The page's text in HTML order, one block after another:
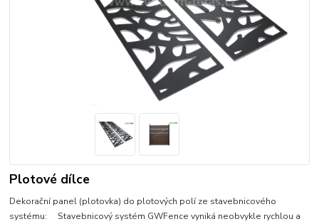
Plotové dílce
Dekorační panel (plotovka) do plotových polí ze stavebnicového
systému: Stavebnicový systém GWFence vyniká neobvykle rychlou a